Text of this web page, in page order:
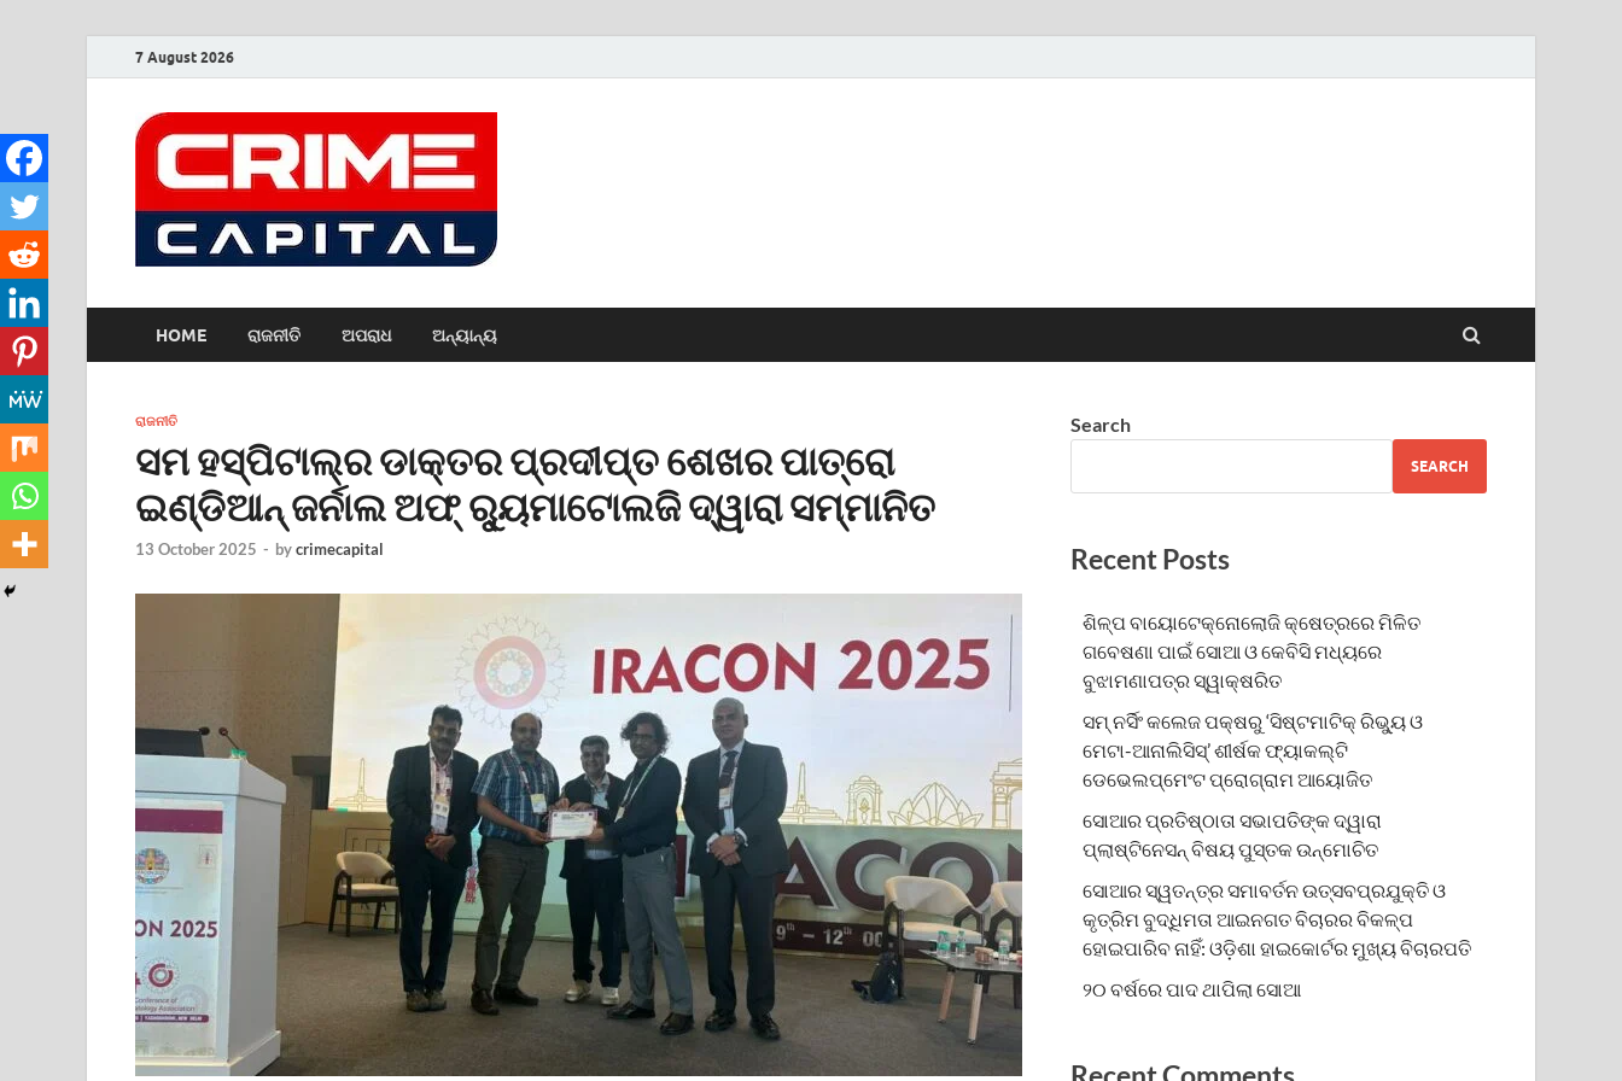
7 August 2026
HOME ରାଜନୀତି ଅପରାଧ ଅନ୍ୟାନ୍ୟ
ରାଜନୀତି
ସମ ହସ୍ପିଟାଲ୍‌ର ଡାକ୍ତର ପ୍ରଦୀପ୍ତ ଶେଖର ପାତ୍ରୋ
ଇଣ୍ଡିଆନ୍ ଜର୍ନାଲ ଅଫ୍ ର‌୍ୟୁମାଟୋଲଜି ଦ୍ୱାରା ସମ୍ମାନିତ
13 October 2025 - bycrimecapital
Search
SEARCH
Recent Posts
ଶିଳ୍ପ ବାୟୋଟେକ୍ନୋଲୋଜି କ୍ଷେତ୍ରରେ ମିଳିତ
ଗବେଷଣା ପାଇଁ ସୋଆ ଓ କେବିସି ମଧ୍ୟରେ
ବୁଝାମଣାପତ୍ର ସ୍ୱାକ୍ଷରିତ
ସମ୍ ନର୍ସିଂ କଲେଜ ପକ୍ଷରୁ ‘ସିଷ୍ଟମାଟିକ୍ ରିଭ୍ୟୁ ଓ
ମେଟା-ଆନାଲିସିସ୍‌’ ଶୀର୍ଷକ ଫ୍ୟାକଲ୍ଟି
ଡେଭେଲପ୍‌ମେଂଟ ପ୍ରୋଗ୍ରାମ ଆୟୋଜିତ
ସୋଆର ପ୍ରତିଷ୍ଠାତା ସଭାପତିଙ୍କ ଦ୍ୱାରା
ପ୍ଲାଷ୍ଟିନେସନ୍ ବିଷୟ ପୁସ୍ତକ ଉନ୍ମୋଚିତ
ସୋଆର ସ୍ୱତନ୍ତ୍ର ସମାବର୍ତନ ଉତ୍ସବପ୍ରଯୁକ୍ତି ଓ
କୃତ୍ରିମ ବୁଦ୍ଧିମତା ଆଇନଗତ ବିଚାରର ବିକଳ୍ପ
ହୋଇପାରିବ ନାହିଁ: ଓଡ଼ିଶା ହାଇକୋର୍ଟର ମୁଖ୍ୟ ବିଚାରପତି
୨୦ ବର୍ଷରେ ପାଦ ଥାପିଲା ସୋଆ